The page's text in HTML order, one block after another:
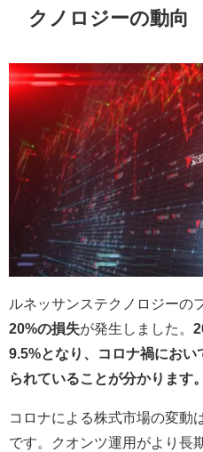
クノロジーの動向
ルネッサンステクノロジーの
20%の損失が発生しました。
9.5%となり、コロナ禍にお
られていることが分かります。
コロナによる株式市場の変動
です。クオンツ運用がより長